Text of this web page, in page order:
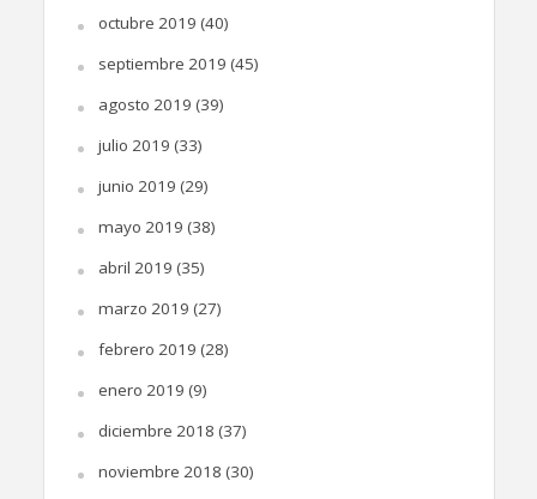
octubre 2019 (40)
septiembre 2019 (45)
agosto 2019 (39)
julio 2019 (33)
junio 2019 (29)
mayo 2019 (38)
abril 2019 (35)
marzo 2019 (27)
febrero 2019 (28)
enero 2019 (9)
diciembre 2018 (37)
noviembre 2018 (30)